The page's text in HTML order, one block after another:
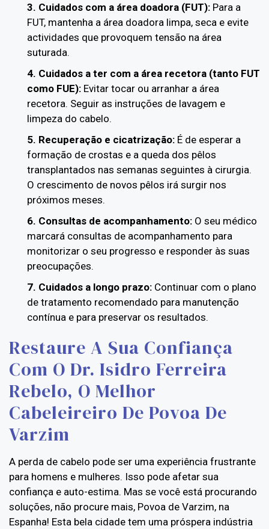
3. Cuidados com a área doadora (FUT): Para a
FUT, mantenha a área doadora limpa, seca e evite
actividades que provoquem tensão na área
suturada.
4. Cuidados a ter com a área recetora (tanto FUT
como FUE): Evitar tocar ou arranhar a área
recetora. Seguir as instruções de lavagem e
limpeza do cabelo.
5. Recuperação e cicatrização: É de esperar a
formação de crostas e a queda dos pêlos
transplantados nas semanas seguintes à cirurgia.
O crescimento de novos pêlos irá surgir nos
próximos meses.
6. Consultas de acompanhamento: O seu médico
marcará consultas de acompanhamento para
monitorizar o seu progresso e responder às suas
preocupações.
7. Cuidados a longo prazo: Continuar com o plano
de tratamento recomendado para manutenção
contínua e para preservar os resultados.
Restaure A Sua Confiança
Com O Dr. Isidro Ferreira
Rebelo, O Melhor
Cabeleireiro De Povoa De
Varzim
A perda de cabelo pode ser uma experiência frustrante
para homens e mulheres. Isso pode afetar sua
confiança e auto-estima. Mas se você está procurando
soluções, não procure mais, Povoa de Varzim, na
Espanha! Esta bela cidade tem uma próspera indústria